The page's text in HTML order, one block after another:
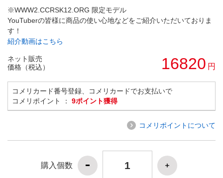
※WWW2.CCRSK12.ORG 限定モデル
YouTuberの皆様に商品の使い心地などをご紹介いただいておりま
す！
紹介動画はこちら
ネット販売
価格（税込）
16820 円
コメリカード番号登録、コメリカードでお支払いで
コメリポイント ： 9ポイント獲得
コメリポイントについて
購入個数